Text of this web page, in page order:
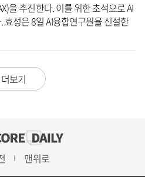
을 추진한다. 이를 위한 초석으로 AI
성은 8일 AI융합연구원을 신설한
사업에 AI 기술을 반영하는 ‘적용
더보기
맨위로